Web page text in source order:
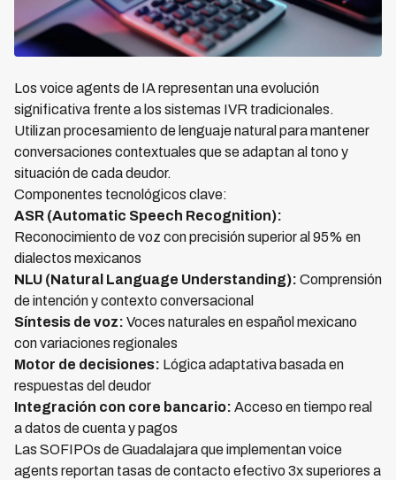
Los voice agents de IA representan una evolución
significativa frente a los sistemas IVR tradicionales.
Utilizan procesamiento de lenguaje natural para mantener
conversaciones contextuales que se adaptan al tono y
situación de cada deudor.
Componentes tecnológicos clave:
ASR (Automatic Speech Recognition):
Reconocimiento de voz con precisión superior al 95% en
dialectos mexicanos
NLU (Natural Language Understanding): Comprensión
de intención y contexto conversacional
Síntesis de voz: Voces naturales en español mexicano
con variaciones regionales
Motor de decisiones: Lógica adaptativa basada en
respuestas del deudor
Integración con core bancario: Acceso en tiempo real
a datos de cuenta y pagos
Las SOFIPOs de Guadalajara que implementan voice
agents reportan tasas de contacto efectivo 3x superiores a